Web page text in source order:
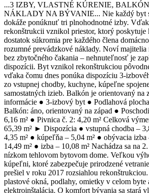
...3 IZBY, VLASTNÉ KÚRENIE,
NÁKLADY NA BÝVANIE... Nie každý byt s
dokáže ponúknuť tri plnohodnotné izby.
rekonštrukcii vznikol priestor, ktorý poskytuje
dostatok súkromia pre každého člena
rozumné prevádzkové náklady. Noví
bez zbytočného čakania – nehnuteľnosť je
dispozícii. Byt vznikol rekonštrukciou
vďaka čomu dnes ponúka dispozíciu 3-
zo vstupnej chodby, kuchyne, kúpeľne
samostatných izieb. Balkón je orientovaný
informácie ● 3-izbový byt ● Podlahová
Balkón: áno, orientovaný na západ ●
6,16 m² ● Pivnica č. 2: 4,20 m² Celková
65,39 m² ► Dispozícia ● vstupná chodba –
4,35 m² ● kúpeľňa – 5,04 m² ● obývacia izba
14,49 m² ● izba – 10,08 m² Nachádza sa na
nízkom tehlovom bytovom dome. Veľkou
kúpeľni, ktoré zabezpečuje prirodzené
prešiel v roku 2017 rozsiahlou
plastové okná, podlahy, omietky v celom byte
elektroinštalácia. O komfort bývania sa stará